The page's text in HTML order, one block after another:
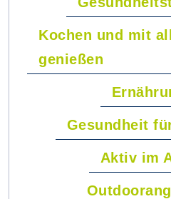
Kochen und mit
genießen
Gesundheit
Aktiv im